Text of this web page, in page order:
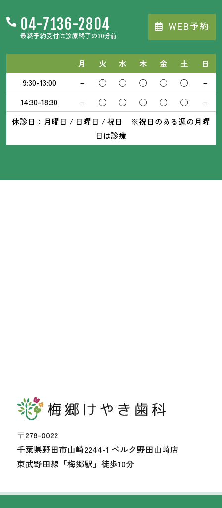
04-7136-2804
最終予約受付は診療終了の30分前
WEB予約
月 火 水 木 金 土
日
9:30-13:00
－ ◯ ◯ ◯ ◯ ◯
－
14:30-18:30
－ ◯ ◯ ◯ ◯ ◯
－
休診日：月曜日 / 日曜日 / 祝日 ※祝日のある週の月曜
日は診療
〒278-0022
千葉県野田市山崎2244-1 ベルク野田山崎店
東武野田線「梅郷駅」徒歩10分